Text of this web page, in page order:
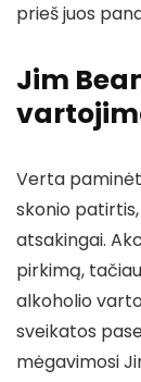
prieš juos
Jim
Verta
skonio
atsakingai.
pirkimą,
alkoholio
sveikatos
mėgavimosi